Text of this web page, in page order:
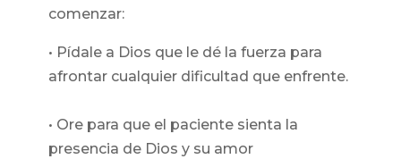
comenzar:
• Pídale a Dios que le dé la fuerza para
afrontar cualquier dificultad que enfrente.
• Ore para que el paciente sienta la
presencia de Dios y su amor